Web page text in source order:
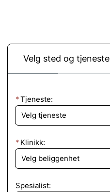
Velg sted og tjeneste
Tjeneste:
Klinikk:
Velg beliggenhet
Spesialist: